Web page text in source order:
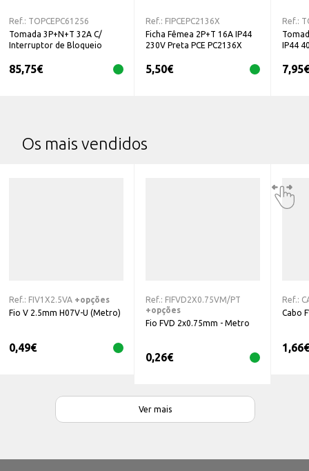
Ref.: TOPCEPC61256
Tomada 3P+N+T 32A C/
Interruptor de Bloqueio
85,75€
Ref.: FIPCEPC2136X
Ficha Fêmea 2P+T 16A IP44
230V Preta PCE PC2136X
5,50€
Ref.:
IP44
7,95€
Os mais vendidos
Ref.: FIV1X2.5VA +opções
Fio V 2.5mm H07V-U (Metro)
0,49€
Ref.: FIFVD2X0.75VM/PT
+opções
Fio FVD 2x0.75mm - Metro
0,26€
Ref.:
Cabo
1,66€
Ver mais